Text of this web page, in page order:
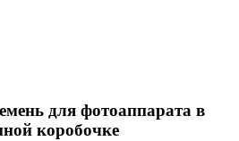
для фотоаппарата в
коробочке